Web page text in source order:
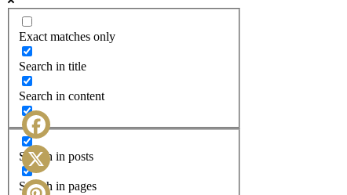
Exact matches only
Search in title
Search in content
Search in posts
Search in pages
Facebook
X